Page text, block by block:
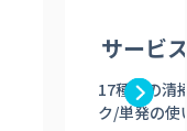
サービ
17種類の清
ク/単発の使